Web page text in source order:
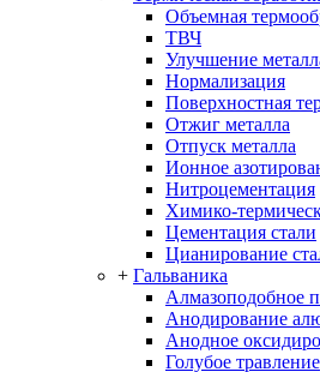
Объемная
ТВЧ
Улучшение
Нормализация
Поверхностная
Отжиг металла
Отпуск металла
Ионное
Нитроцементация
Химико-
Цементация стали
Цианирование
+ Гальваника
Алмазоподобное
Анодирование
Анодное
Голубое травление